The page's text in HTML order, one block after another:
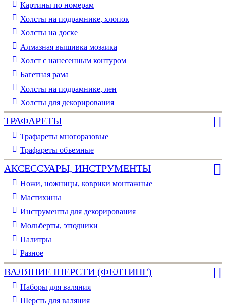
Картины по номерам
Холсты на подрамнике, хлопок
Холсты на доске
Алмазная вышивка мозаика
Холст с нанесенным контуром
Багетная рама
Холсты на подрамнике, лен
Холсты для декорирования
ТРАФАРЕТЫ
Трафареты многоразовые
Трафареты объемные
АКСЕССУАРЫ, ИНСТРУМЕНТЫ
Ножи, ножницы, коврики монтажные
Мастихины
Инструменты для декорирования
Мольберты, этюдники
Палитры
Разное
ВАЛЯНИЕ ШЕРСТИ (ФЕЛТИНГ)
Наборы для валяния
Шерсть для валяния